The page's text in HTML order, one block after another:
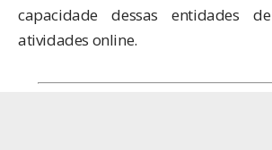
capacidade dessas entidades
atividades online.